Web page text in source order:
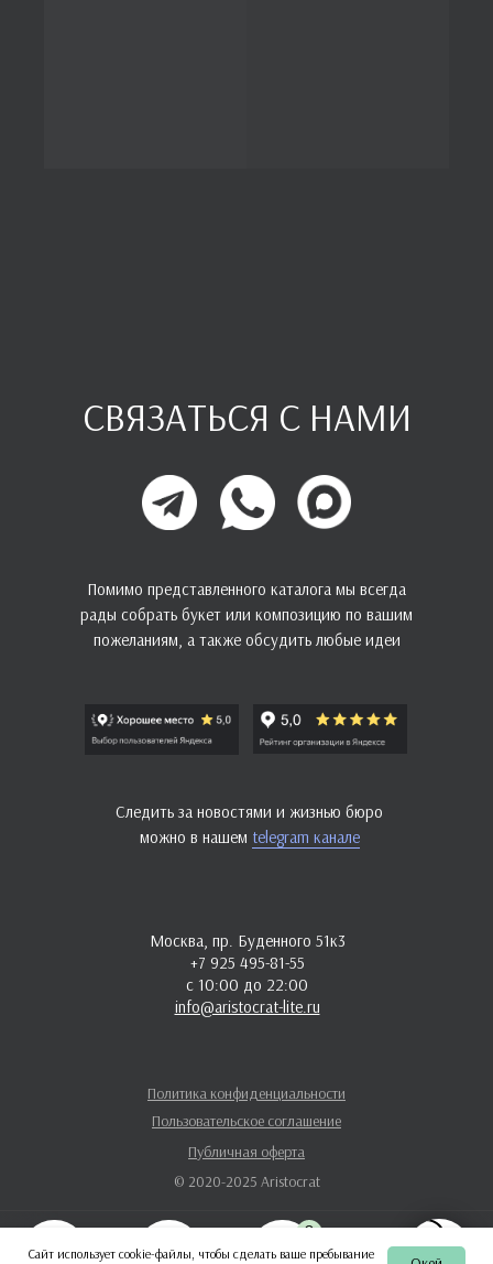
0
Сайт использует cookie-файлы, чтобы сделать ваше пребывание
Москва, пр. Буденного 51к3
+7 925 495-81-55
с 10:00 до 22:00
info@aristocrat-lite.ru
© 2020-2025 Aristocrat
Публичная оферта
Пользовательское соглашение
Политика конфиденциальности
СВЯЗАТЬСЯ С НАМИ
Помимо представленного каталога мы всегда
рады собрать букет или композицию по вашим
пожеланиям, а также обсудить любые идеи
Следить за новостями и жизнью бюро
можно в нашем telegram канале